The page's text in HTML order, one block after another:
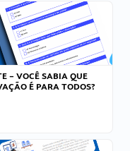
– VOCÊ SABIA QUE
É PARA TODOS?